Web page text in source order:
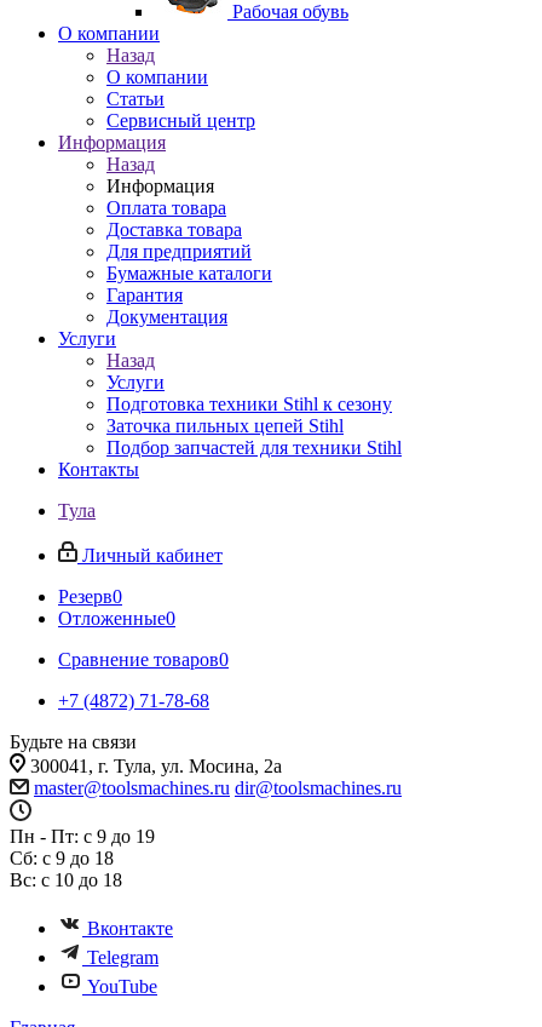
Рабочая обувь
O компании
Назад
O компании
Статьи
Сервисный центр
Информация
Назад
Информация
Оплата товара
Доставка товара
Для предприятий
Бумажные каталоги
Гарантия
Документация
Услуги
Назад
Услуги
Подготовка техники Stihl к сезону
Заточка пильных цепей Stihl
Подбор запчастей для техники Stihl
Контакты
Тула
Личный кабинет
Резерв0
Отложенные0
Сравнение товаров0
+7 (4872) 71-78-68
Будьте на связи
300041, г. Тула, ул. Мосина, 2а
master@toolsmachines.ru dir@toolsmachines.ru
Пн - Пт: с 9 до 19
Сб: с 9 до 18
Вс: с 10 до 18
Вконтакте
Telegram
YouTube